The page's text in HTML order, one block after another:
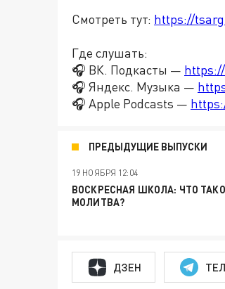
Смотреть тут: https://
Где слушать:
🎧 ВК. Подкасты —
🎧 Яндекс. Музыка —
🎧 Apple Podcasts —
ПРЕДЫДУЩИЕ ВЫПУСКИ
19 НОЯБРЯ 12:04
ВОСКРЕСНАЯ ШКОЛА: ЧТО
МОЛИТВА?
ДЗЕН